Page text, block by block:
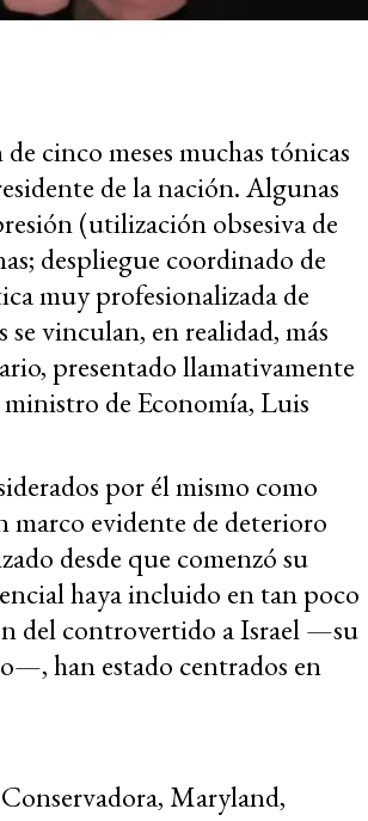
cinco meses muchas tónicas
de la nación. Algunas
(utilización obsesiva de
despliegue coordinado de
muy profesionalizada de
se vinculan, en realidad, más
presentado llamativamente
de Economía, Luis
por él mismo como
marco evidente de deterioro
desde que comenzó su
haya incluido en tan poco
del controvertido a Israel —su
han estado centrados en
Maryland,